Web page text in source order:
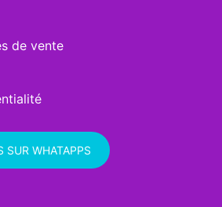
de vente
SUR WHATAPPS